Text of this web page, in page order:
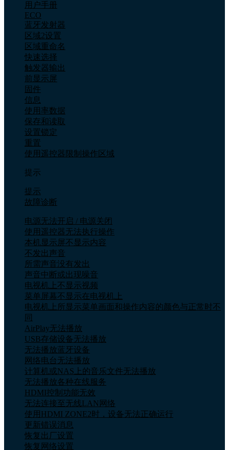
用户手册
ECO
蓝牙发射器
区域2设置
区域重命名
快速选择
触发器输出
前显示屏
固件
信息
使用率数据
保存和读取
设置锁定
重置
使用遥控器限制操作区域
提示
提示
故障诊断
电源无法开启 / 电源关闭
使用遥控器无法执行操作
本机显示屏不显示内容
不发出声音
所需声音没有发出
声音中断或出现噪音
电视机上不显示视频
菜单屏幕不显示在电视机上
电视机上所显示菜单画面和操作内容的颜色与正常时不
同
AirPlay无法播放
USB存储设备无法播放
无法播放蓝牙设备
网络电台无法播放
计算机或NAS上的音乐文件无法播放
无法播放各种在线服务
HDMI控制功能无效
无法连接至无线LAN网络
使用HDMI ZONE2时，设备无法正确运行
更新错误消息
恢复出厂设置
恢复网络设置